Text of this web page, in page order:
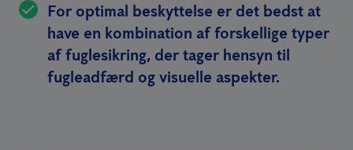
For optimal beskyttelse er det bedst at
have en kombination af forskellige typer
af fuglesikring, der tager hensyn til
fugleadfærd og visuelle aspekter.